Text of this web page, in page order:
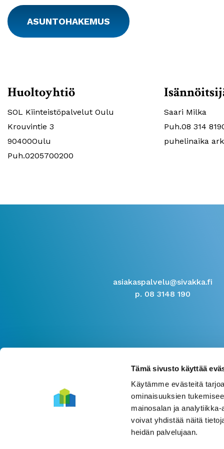
Tämä sivusto käyttää
Käytämme evästeitä
ominaisuuksien
mainosalan ja
voivat yhdistää näitä
heidän palvelujaan.
ASUNTOHAKEMUS
Huoltoyhtiö
SOL Kiinteistöpalvelut Oulu
Krouvintie 3
90400Oulu
Puh.0205700200
Saari Milka
Puh.08 314
puhelinaika
asiakaspalvelu@sivakka.fi
p. 08 3148 190